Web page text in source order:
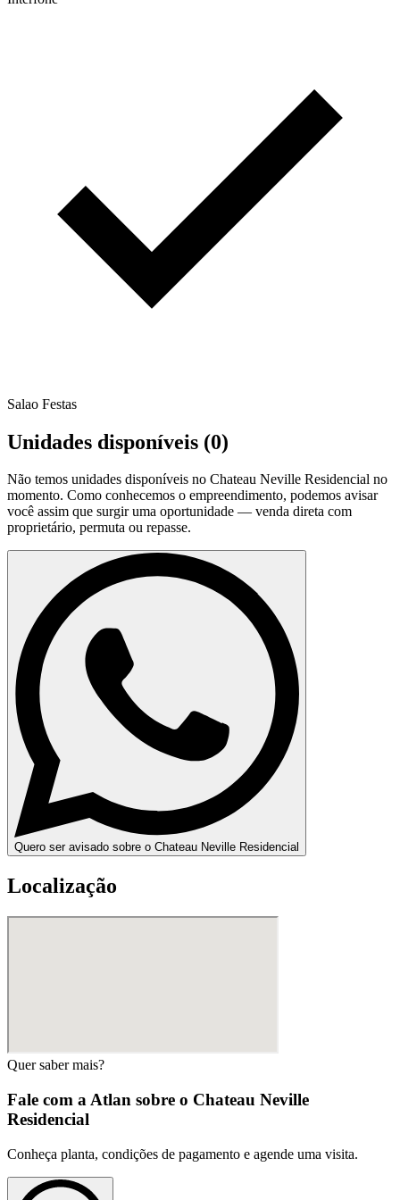
Salao Festas
Unidades disponíveis (0)
Não temos unidades disponíveis no Chateau Neville Residencial no
momento. Como conhecemos o empreendimento, podemos avisar
você assim que surgir uma oportunidade — venda direta com
proprietário, permuta ou repasse.
Quero ser avisado sobre o Chateau Neville Residencial
Localização
Quer saber mais?
Fale com a Atlan sobre o Chateau Neville
Residencial
Conheça planta, condições de pagamento e agende uma visita.